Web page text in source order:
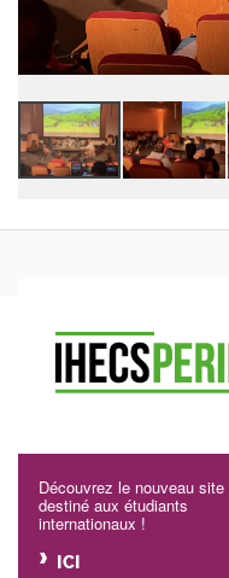
Découvrez le nouveau site
destiné aux étudiants
internationaux !
ICI